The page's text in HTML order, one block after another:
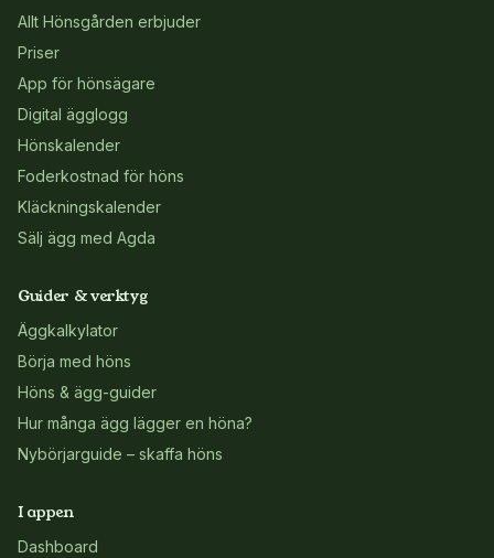
Allt Hönsgården erbjuder
Priser
App för hönsägare
Digital ägglogg
Hönskalender
Foderkostnad för höns
Kläckningskalender
Sälj ägg med Agda
Guider & verktyg
Äggkalkylator
Börja med höns
Höns & ägg-guider
Hur många ägg lägger en höna?
Nybörjarguide – skaffa höns
I appen
Dashboard